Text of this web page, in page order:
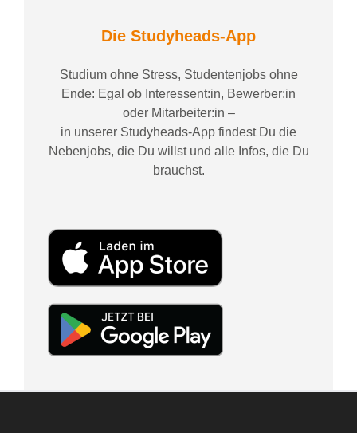
Die Studyheads-App
Studium ohne Stress, Studentenjobs ohne
Ende: Egal ob Interessent:in, Bewerber:in
oder Mitarbeiter:in –
in unserer Studyheads-App findest Du die
Nebenjobs, die Du willst und alle Infos, die Du
brauchst.